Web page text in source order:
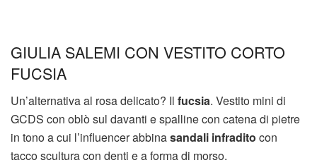
GIULIA SALEMI CON VESTITO CORTO
FUCSIA
Un’alternativa al rosa delicato? Il fucsia. Vestito mini di
GCDS con oblò sul davanti e spalline con catena di pietre
in tono a cui l’influencer abbinasandali infradito con
tacco scultura con denti e a forma di morso.